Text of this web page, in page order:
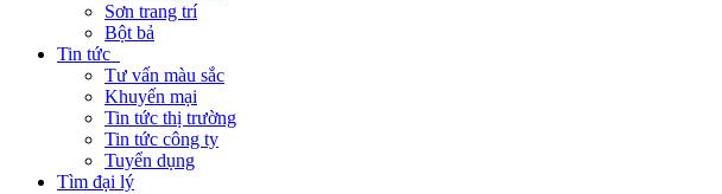
Sơn trang trí
Bột bả
Tin tức
Tư vấn màu sắc
Khuyến mại
Tin tức thị trường
Tin tức công ty
Tuyển dụng
Tìm đại lý